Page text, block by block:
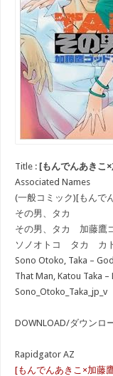
Title : [もんでんあきこ
Associated Names
(一般コミック)[もんで
その男、タカ
その男、タカ 加藤鷹
ソノオトコ タカ カト
Sono Otoko, Taka –
That Man, Katou Taka
Sono_Otoko_Taka_jp_v
DOWNLOAD/ダウンロ
Rapidgator AZ
[もんでんあきこ×加藤